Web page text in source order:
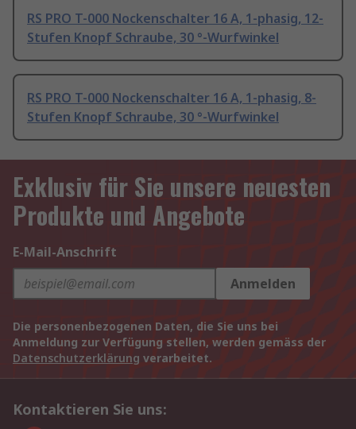
RS PRO T-000 Nockenschalter 16 A, 1-phasig, 12-
Stufen Knopf Schraube, 30 °-Wurfwinkel
RS PRO T-000 Nockenschalter 16 A, 1-phasig, 8-
Stufen Knopf Schraube, 30 °-Wurfwinkel
Exklusiv für Sie unsere neuesten
Produkte und Angebote
E-Mail-Anschrift
Anmelden
Die personenbezogenen Daten, die Sie uns bei
Anmeldung zur Verfügung stellen, werden gemäss der
Datenschutzerklärung verarbeitet.
Kontaktieren Sie uns: